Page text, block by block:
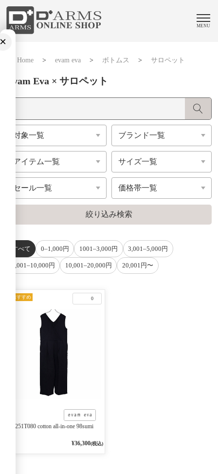
MENU
Home> evam eva> ボトムス > サロペット
Evam Eva × サロペット
すべて 0–1,000円 1001–3,000円 3,001–5,000円
5,001–10,000円 10,001–20,000円 20,001円〜
0
おすすめ
E251T080 cotton all-in-one 98sumi
¥36,300(税込)
×